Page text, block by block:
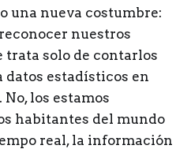
una nueva costumbre:
nuestros
trata solo de contarlos
datos estadísticos en
los estamos
habitantes del mundo
real, la información